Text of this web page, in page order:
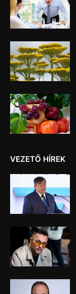
VEZETŐ HÍREK